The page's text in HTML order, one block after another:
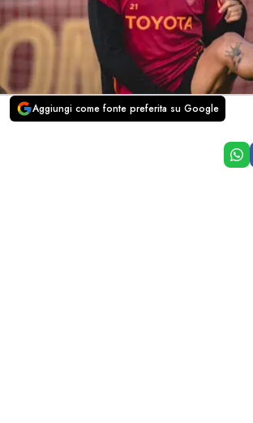
Aggiungi come fonte preferita su Google